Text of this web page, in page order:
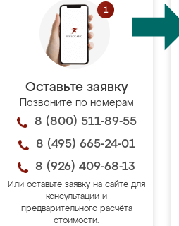
Оставьте заявку
Позвоните по номерам
8 (800) 511-89-55
8 (495) 665-24-01
8 (926) 409-68-13
Или оставьте заявку на сайте для
консультации и
предварительного расчёта
стоимости.